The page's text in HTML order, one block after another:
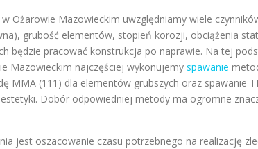
Ożarowie Mazowieckim uwzględniamy wiele
grubość elementów, stopień korozji, obciążenia
będzie pracować konstrukcja po naprawie. Na tej
Mazowieckim najczęściej wykonujemy spawanie
MMA (111) dla elementów grubszych oraz spawanie
Dobór odpowiedniej metody ma ogromne
jest oszacowanie czasu potrzebnego na realizację